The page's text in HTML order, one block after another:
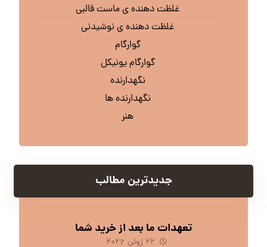
غلظت دهنده ی ماست قالبی
غلظت دهنده ی نوشیدنی
گوارگام
گوارگام یونیکل
نگهدارنده
نگهدارنده ها
هنر
جدیدترین مطالب
تعهدات ما بعد از خرید شما
۲۲ ژوئن ۲۰۲۶